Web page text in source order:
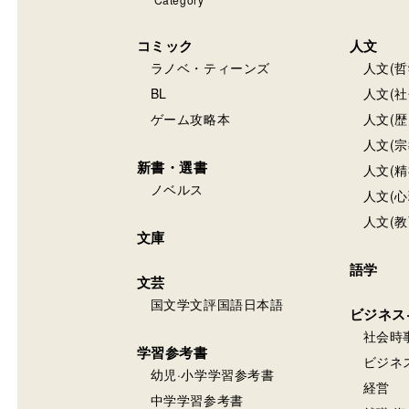
コミック
ラノベ・ティーンズ
BL
ゲーム攻略本
新書・選書
ノベルス
文庫
文芸
国文学文評国語日本語
学習参考書
幼児·小学学習参考書
中学学習参考書
人文
人文(
人文(
人文(
人文(
人文(
人文(
人文(
語学
ビジネス
社会時
ビジネ
経営